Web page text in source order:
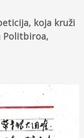
koja kruži
Politbiroa,